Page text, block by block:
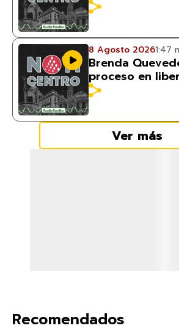
8 Agosto 20261:47
Brenda
proceso en
Ver más
Recomendados